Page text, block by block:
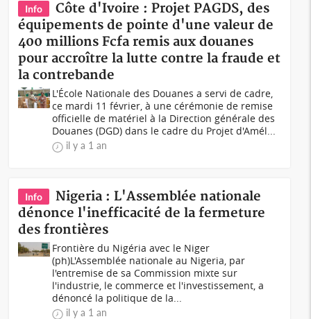
Info
Côte d'Ivoire : Projet PAGDS, des
équipements de pointe d'une valeur de
400 millions Fcfa remis aux douanes
pour accroître la lutte contre la fraude et
la contrebande
L'École Nationale des Douanes a servi de cadre,
ce mardi 11 février, à une cérémonie de remise
officielle de matériel à la Direction générale des
Douanes (DGD) dans le cadre du Projet d'Amél...
il y a 1 an
Info
Nigeria : L'Assemblée nationale
dénonce l'inefficacité de la fermeture
des frontières
Frontière du Nigéria avec le Niger
(ph)L'Assemblée nationale au Nigeria, par
l'entremise de sa Commission mixte sur
l'industrie, le commerce et l'investissement, a
dénoncé la politique de la...
il y a 1 an